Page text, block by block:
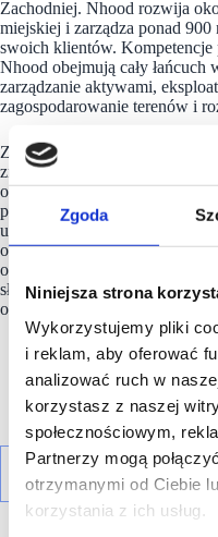
Zgoda
Niniejsza strona
Wykorzystujemy pliki
i reklam, aby oferować
analizować ruch w
korzystasz z naszej
społecznościowym,
Partnerzy mogą
otrzymanymi od Ciebie
korzystania z ich usług.
Zachodniej. Nhood rozwija
miejskiej i zarządza ponad
swoich klientów.
Nhood obejmują cały
zarządzanie aktywami,
zagospodarowanie terenów i
ZespółNhood
rozwija
znajomość lokalnego
oraz kreatywność w
projekty, odpowiadające na
urbanistyczne.
opiera
oraz zrozumieniu lokalnych
odzwierciedla te założenia –
słowa „neighborhood”
oraz jej długofalowe